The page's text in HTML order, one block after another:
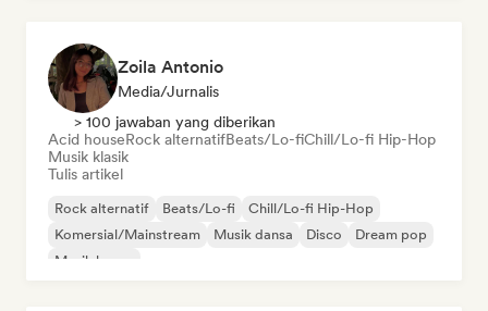
Zoila Antonio
Media/Jurnalis
> 100 jawaban yang diberikan
Acid houseRock alternatifBeats/Lo-fiChill/Lo-fi Hip-Hop
Musik klasik
Tulis artikel
Rock alternatif Beats/Lo-fi
Chill/Lo-fi Hip-Hop
Komersial/Mainstream
Musik dansa Disco
Dream pop
Musik house